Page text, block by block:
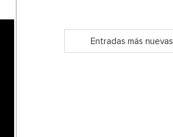
Entradas más nuevas